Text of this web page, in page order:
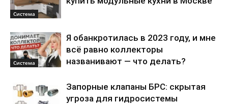
Система
Система
Я обанкротилась в 2023 году, и мне
всё равно коллекторы
названивают — что делать?
Запорные клапаны БРС: скрытая
угроза для гидросистемы